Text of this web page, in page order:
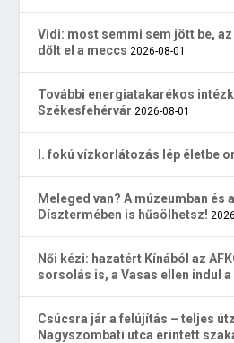
Vidi: most semmi sem jött be,
dőlt el a meccs 2026-08-01
További energiatakarékos
Székesfehérvár 2026-08-01
I. fokú vízkorlátozás lép életbe
Meleged van? A múzeumban és
Dísztermében is hűsölhetsz!
Női kézi: hazatért Kínából az
sorsolás is, a Vasas ellen indul
Csúcsra jár a felújítás – teljes
Nagyszombati utca érintett